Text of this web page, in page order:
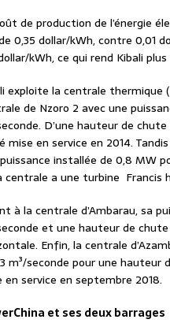
de production de l’énergie
0,35 dollar/kWh, contre 0,01
kWh, ce qui rend Kibali
exploite la centrale thermique
de Nzoro 2 avec une
D’une hauteur de
mise en service en 2014.
installée de 0,8 MW
centrale a une turbine Francis
à la centrale d’Ambarau, sa
et une hauteur de chute
Enfin, la centrale
m³/seconde pour une hauteur
en service en septembre 2018.
et ses deux barrages